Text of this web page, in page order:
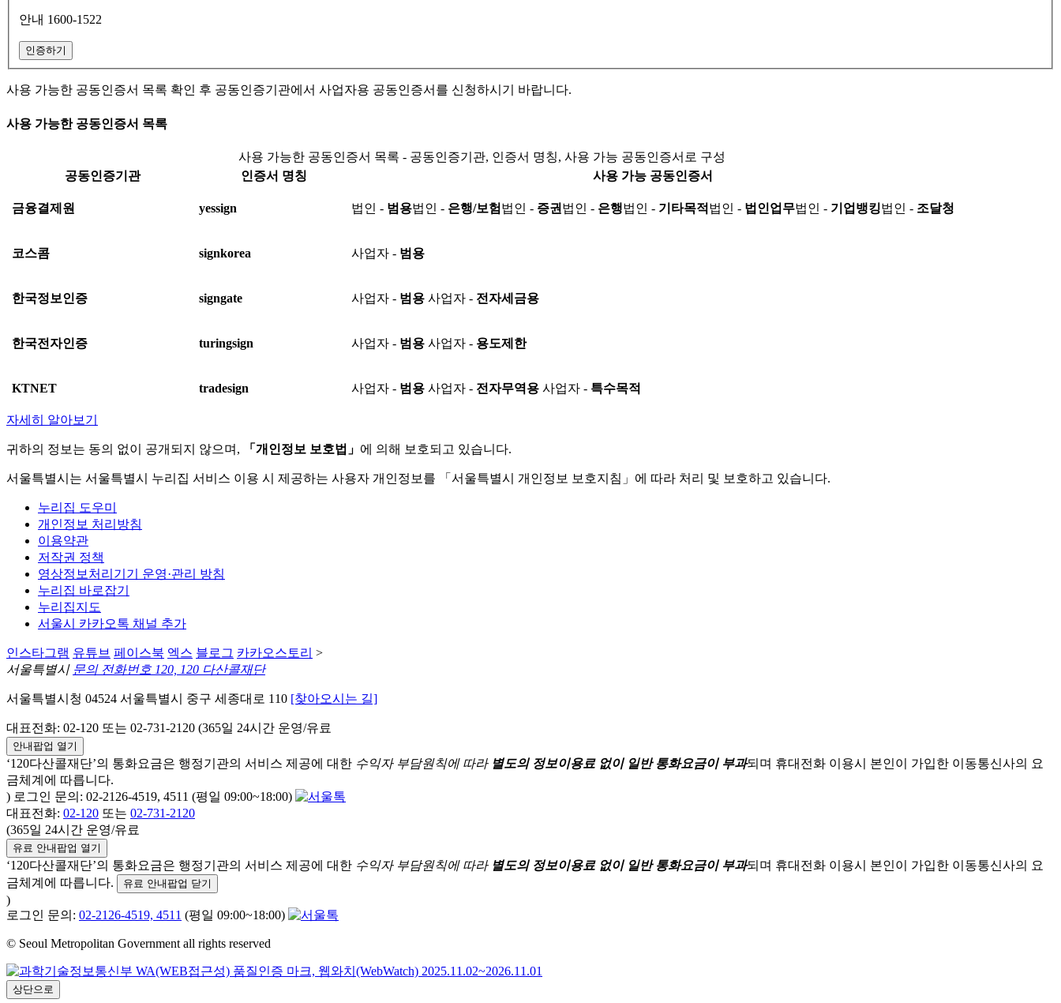
안내 1600-1522
인증하기
사용 가능한 공동인증서 목록 확인 후 공동인증기관에서 사업자용 공동인증서를 신청하시기 바랍니다.
사용 가능한 공동인증서 목록
사용 가능한 공동인증서 목록 - 공동인증기관, 인증서 명칭, 사용 가능 공동인증서로 구성
공동인증기관
인증서 명칭 사용 가능 공동인증서
금융결제원 yessign 법인 - 범용법인 - 은행/보험 법인 - 증권 법인 - 은행법인 - 기타목적 법인 - 법인업무법인 - 기업뱅킹법인 - 조달청
코스콤 signkorea 사업자 - 범용
한국정보인증 signgate 사업자 - 범용 사업자 - 전자세금용
한국전자인증 turingsign 사업자 - 범용 사업자 - 용도제한
KTNET tradesign 사업자 - 범용 사업자 - 전자무역용 사업자 - 특수목적
자세히 알아보기
귀하의 정보는 동의 없이 공개되지 않으며, 「개인정보 보호법」 에 의해 보호되고 있습니다.
서울특별시는 서울특별시 누리집 서비스 이용 시 제공하는 사용자 개인정보를 「서울특별시 개인정보 보호지침」에 따라 처리 및 보호하고 있습니다.
누리집 도우미
개인정보 처리방침
이용약관
저작권 정책
영상정보처리기기 운영·관리 방침
누리집 바로잡기
누리집지도
서울시 카카오톡 채널 추가
인스타그램 유튜브 페이스북 엑스 블로그 카카오스토리 >
서울특별시 문의 전화번호 120, 120 다산콜재단
서울특별시청 04524 서울특별시 중구 세종대로 110 [찾아오시는 길]
대표전화: 02-120 또는 02-731-2120 (365일 24시간 운영/유료
안내팝업 열기
‘120다산콜재단’의 통화요금은 행정기관의 서비스 제공에 대한 수익자 부담원칙에 따라 별도의 정보이용료 없이 일반 통화요금이 부과되며 휴대전화 이용시 본인이 가입한 이동통신사의 요
금체계에 따릅니다.
) 로그인 문의: 02-2126-4519, 4511 (평일 09:00~18:00)
대표전화: 02-120 또는 02-731-2120
(365일 24시간 운영/유료
유료 안내팝업 열기
‘120다산콜재단’의 통화요금은 행정기관의 서비스 제공에 대한 수익자 부담원칙에 따라 별도의 정보이용료 없이 일반 통화요금이 부과되며 휴대전화 이용시 본인이 가입한 이동통신사의 요
금체계에 따릅니다.
유료 안내팝업 닫기
)
로그인 문의: 02-2126-4519, 4511 (평일 09:00~18:00)
© Seoul Metropolitan Government all rights reserved
상단으로